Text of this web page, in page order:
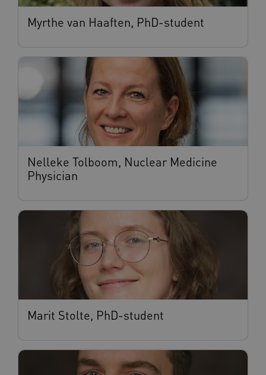
Myrthe van Haaften, PhD-student
Nelleke Tolboom, Nuclear Medicine
Physician
Marit Stolte, PhD-student